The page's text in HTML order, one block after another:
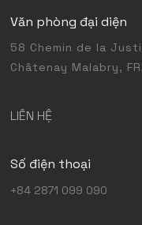
Văn phòng đại diện
58 Chemin de la
Châtenay Malabry,
LIÊN HỆ
Số điện thoại
+84 2871 099 090